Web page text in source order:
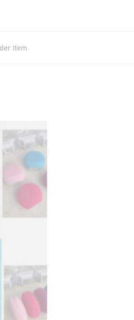
Item